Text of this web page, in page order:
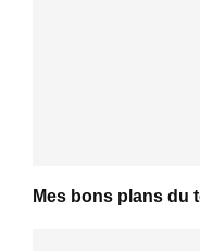
Mes bons plans du